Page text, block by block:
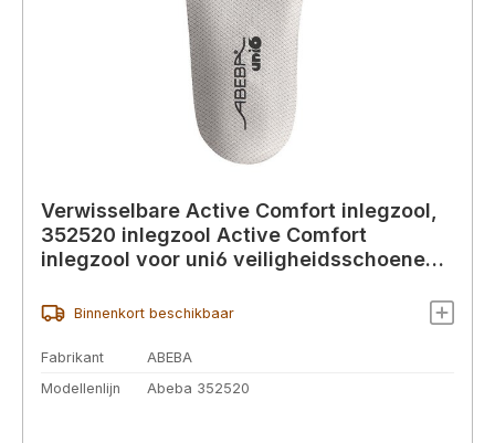
Verwisselbare Active Comfort inlegzool,
352520 inlegzool Active Comfort
inlegzool voor uni6 veiligheidsschoenen
Binnenkort beschikbaar
Fabrikant
ABEBA
Modellenlijn
Abeba 352520